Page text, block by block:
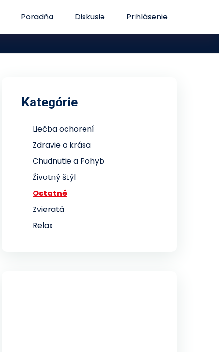
Poradňa Diskusie Prihlásenie
Kategórie
Liečba ochorení
Zdravie a krása
Chudnutie a Pohyb
Životný štýl
Ostatné
Zvieratá
Relax